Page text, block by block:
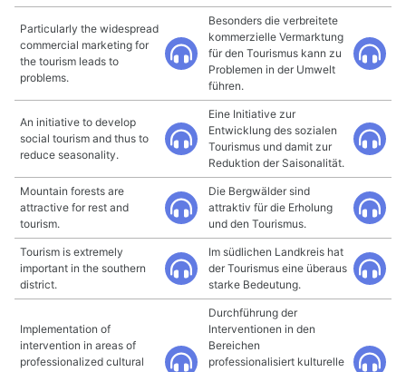
Particularly the widespread
commercial marketing for
the tourism leads to
problems.
Besonders die verbreitete
kommerzielle Vermarktung
für den Tourismus kann zu
Problemen in der Umwelt
führen.
An initiative to develop
social tourism and thus to
reduce seasonality.
Eine Initiative zur
Entwicklung des sozialen
Tourismus und damit zur
Reduktion der Saisonalität.
Mountain forests are
attractive for rest and
tourism.
Die Bergwälder sind
attraktiv für die Erholung
und den Tourismus.
Tourism is extremely
important in the southern
district.
Im südlichen Landkreis hat
der Tourismus eine überaus
starke Bedeutung.
Implementation of
intervention in areas of
professionalized cultural
Durchführung der
Interventionen in den
Bereichen
professionalisiert kulturelle